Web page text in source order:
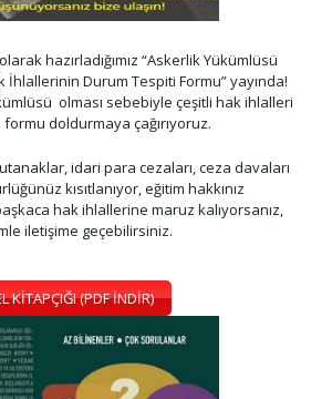
hazırladığımız “Askerlik Yükümlüsü
İhlallerinin Durum Tespiti Formu” yayında!
olması sebebiyle çeşitli hak ihlalleri
doldurmaya çağırıyoruz.
idari para cezaları, ceza davaları
kısıtlanıyor, eğitim hakkınız
hak ihlallerine maruz kalıyorsanız,
iletişime geçebilirsiniz.
KİTAPÇIĞI (PDF İNDİR)